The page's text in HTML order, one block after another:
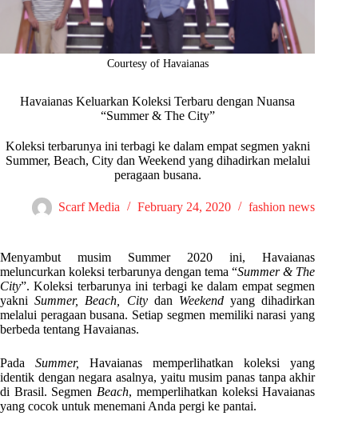
Courtesy of Havaianas
Havaianas Keluarkan Koleksi Terbaru dengan Nuansa
“Summer & The City”
Koleksi terbarunya ini terbagi ke dalam empat segmen yakni
Summer, Beach, City dan Weekend yang dihadirkan melalui
peragaan busana.
Scarf Media February 24, 2020 fashion news
Menyambut musim Summer 2020 ini, Havaianas
meluncurkan koleksi terbarunya dengan tema “Summer & The
City”. Koleksi terbarunya ini terbagi ke dalam empat segmen
yakniSummer, Beach, City dan Weekendyang dihadirkan
melalui peragaan busana. Setiap segmen memiliki narasi yang
berbeda tentang Havaianas.
PadaSummer, Havaianas memperlihatkan koleksi yang
identik dengan negara asalnya, yaitu musim panas tanpa akhir
di Brasil. Segmen Beach, memperlihatkan koleksi Havaianas
yang cocok untuk menemani Anda pergi ke pantai.